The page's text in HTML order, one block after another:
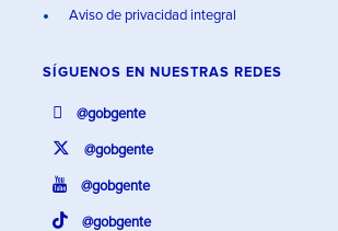
Aviso de privacidad integral
SÍGUENOS EN NUESTRAS REDES
@gobgente
@gobgente
@gobgente
@gobgente